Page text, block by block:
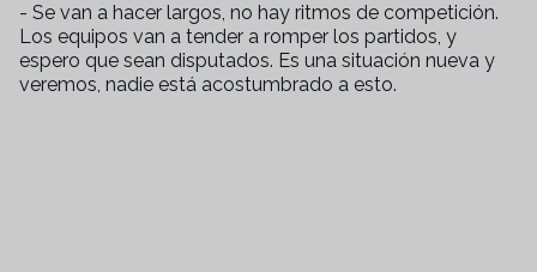
- Se van a hacer largos, no hay ritmos de competición.
Los equipos van a tender a romper los partidos, y
espero que sean disputados. Es una situación nueva y
veremos, nadie está acostumbrado a esto.